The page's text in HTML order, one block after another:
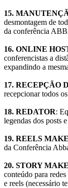
15.
desmontagem de
da conferência
16. ONLINE
conferencistas a
expandindo a
17. RECEPÇÃO
recepcionar todos
18. REDATOR:
legendas dos posts
19. REELS
da Conferência
20. STORY
conteúdo para
e reels (necessário